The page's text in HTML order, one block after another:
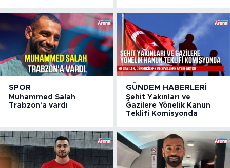
SPOR
Muhammed Salah
Trabzon'a vardı
GÜNDEM HABERLERI
Şehit Yakınları ve
Gazilere Yönelik Kanun
Teklifi Komisyonda